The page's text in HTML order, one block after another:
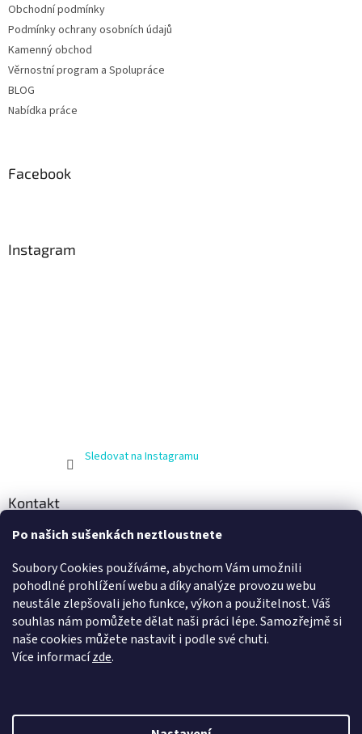
Po našich sušenkách neztloustnete
Soubory Cookies používáme, abychom Vám umožnili
pohodlné prohlížení webu a díky analýze provozu webu
neustále zlepšovali jeho funkce, výkon a použitelnost. Váš
souhlas nám pomůžete dělat naši práci lépe. Samozřejmě si
naše cookies můžete nastavit i podle své chuti.
Více informacízde.
Obchodní podmínky
Podmínky ochrany osobních údajů
Kamenný obchod
Věrnostní program a Spolupráce
BLOG
Nabídka práce
Facebook
Instagram
Sledovat na Instagramu
Kontakt
info@zijnaboso.cz
Vivobarefoot Hradec Králové
vivobarefoot_hk